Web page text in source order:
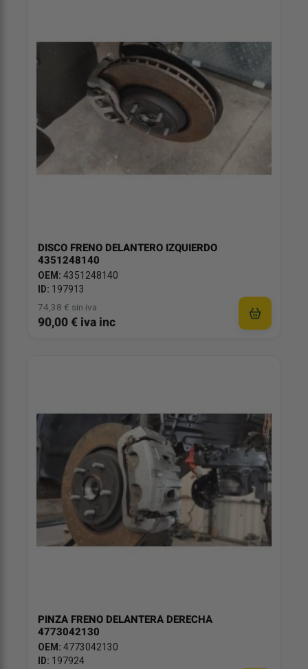
DISCO FRENO DELANTERO IZQUIERDO
4351248140
OEM: 4351248140
ID: 197913
74,38 € sin iva
90,00 € iva inc
PINZA FRENO DELANTERA DERECHA
4773042130
OEM: 4773042130
ID: 197924